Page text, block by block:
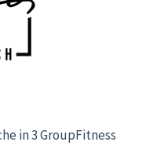
in 3 GroupFitness